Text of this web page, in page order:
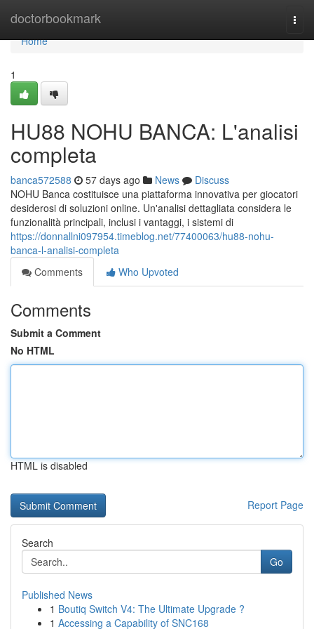
doctorbookmark
Home
Home
1
HU88 NOHU BANCA: L'analisi
completa
banca572588 57 days ago News
Discuss
NOHU Banca costituisce una piattaforma innovativa per giocatori
desiderosi di soluzioni online. Un'analisi dettagliata considera le
funzionalità principali, inclusi i vantaggi, i sistemi di
https://donnallni097954.timeblog.net/77400063/hu88-nohu-
banca-l-analisi-completa
Comments
Who Upvoted
Comments
Submit a Comment
No HTML
HTML is disabled
Report Page
Search
Go
Published News
1 Boutiq Switch V4: The Ultimate Upgrade ?
1 Accessing a Capability of SNC168